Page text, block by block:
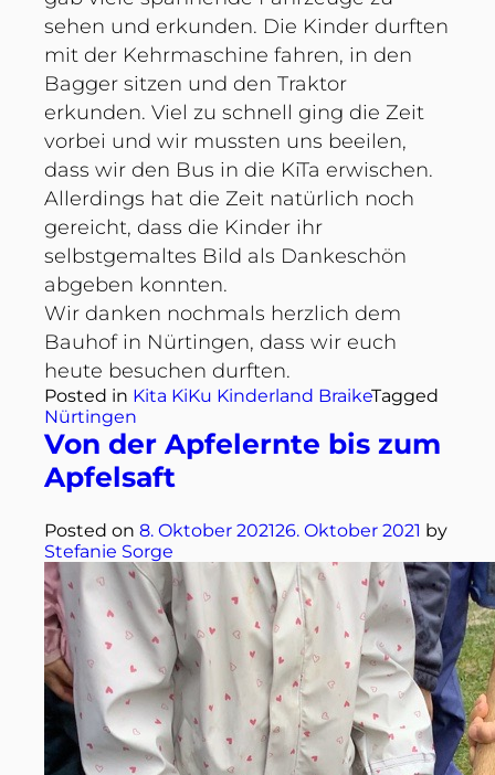
sehen und erkunden. Die Kinder durften
mit der Kehrmaschine fahren, in den
Bagger sitzen und den Traktor
erkunden. Viel zu schnell ging die Zeit
vorbei und wir mussten uns beeilen,
dass wir den Bus in die KiTa erwischen.
Allerdings hat die Zeit natürlich noch
gereicht, dass die Kinder ihr
selbstgemaltes Bild als Dankeschön
abgeben konnten.
Wir danken nochmals herzlich dem
Bauhof in Nürtingen, dass wir euch
heute besuchen durften.
Posted in Kita KiKu Kinderland BraikeTagged
Nürtingen
Von der Apfelernte bis zum
Apfelsaft
Posted on 8. Oktober 202126. Oktober 2021 by
Stefanie Sorge